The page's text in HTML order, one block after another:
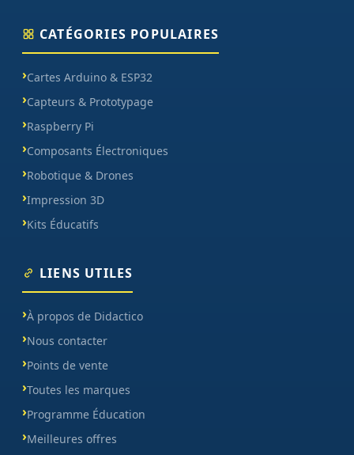
CATÉGORIES POPULAIRES
Cartes Arduino & ESP32
Capteurs & Prototypage
Raspberry Pi
Composants Électroniques
Robotique & Drones
Impression 3D
Kits Éducatifs
LIENS UTILES
À propos de Didactico
Nous contacter
Points de vente
Toutes les marques
Programme Éducation
Meilleures offres